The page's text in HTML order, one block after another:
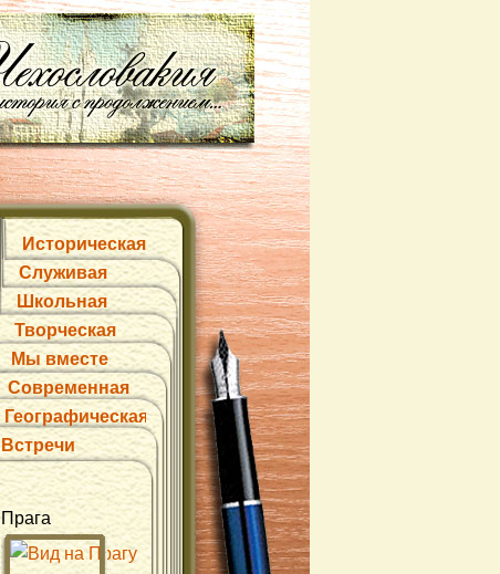
Историческая
Служивая
Школьная
Творческая
Мы вместе
Современная
Географическая
Встречи
Прага